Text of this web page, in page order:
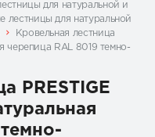
для натуральной и
лестницы для натуральной
Кровельная лестница
черепица RAL 8019 темно-
PRESTIGE